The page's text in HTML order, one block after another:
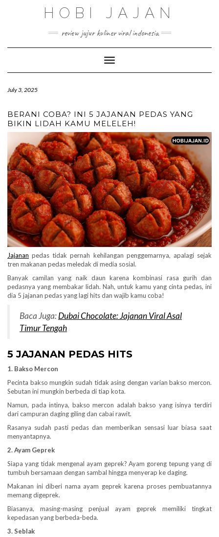
HOBI JAJAN
review jujur kuliner viral indonesia
Toggle Navigation
July 3, 2025
BERANI COBA? INI 5 JAJANAN PEDAS YANG
BIKIN LIDAH KAMU MELELEH!
Jajanan pedas tidak pernah kehilangan penggemarnya, apalagi sejak
tren makanan pedas meledak di media sosial.
Banyak camilan yang naik daun karena kombinasi rasa gurih dan
pedasnya yang membakar lidah. Nah, untuk kamu yang cinta pedas, ini
dia 5 jajanan pedas yang lagi hits dan wajib kamu coba!
Baca Juga:Dubai Chocolate: Jajanan Viral Asal
Timur Tengah
5 JAJANAN PEDAS HITS
1. Bakso Mercon
Pecinta bakso mungkin sudah tidak asing dengan varian bakso mercon.
Sebutan ini mungkin berbeda di tiap kota.
Namun, pada intinya, bakso mercon adalah bakso yang isinya terdiri
dari campuran daging giling dan cabai rawit.
Rasanya sudah pasti pedas dan memberikan sensasi luar biasa saat
menyantapnya.
2. Ayam Geprek
Siapa yang tidak mengenal ayam geprek? Ayam goreng tepung yang di
tumbuh bersamaan dengan sambal hingga menyerap ke daging.
Makanan ini diberi nama ayam geprek karena proses pembuatannya
memang digeprek.
Biasanya, masing-masing penjual ayam geprek memiliki tingkat
kepedasan yang berbeda-beda.
3. Seblak